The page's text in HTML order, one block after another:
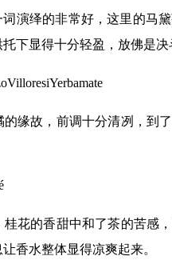
词演绎的非常好，这里的马
下显得十分轻盈，放佛是
的缘故，前调十分清冽，到
花的香甜中和了茶的苦感
香水整体显得凉爽起来。